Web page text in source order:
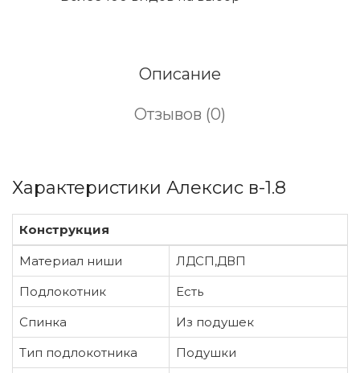
Описание
Отзывов (0)
Характеристики Алексис в-1.8
Конструкция
Материал ниши
ЛДСП,ДВП
Подлокотник
Есть
Спинка
Из подушек
Тип подлокотника
Подушки